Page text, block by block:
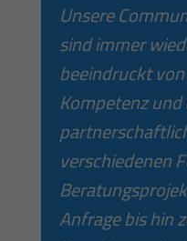
Unsere
sind immer
beeindruckt
Kompetenz und
verschiedenen
Anfrage bis hin